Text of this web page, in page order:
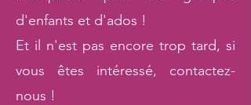
d'enfants et d'ados !
Et il n'est pas encore trop tard, si
vous êtes intéressé, contactez-
nous !